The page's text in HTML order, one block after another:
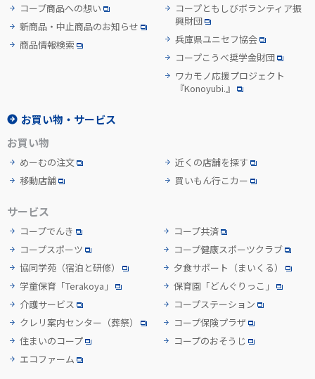
コープ商品への想い
新商品・中止商品のお知らせ
商品情報検索
コープともしびボランティア振
興財団
兵庫県ユニセフ協会
コープこうべ奨学金財団
ワカモノ応援プロジェクト
『Konoyubi.』
お買い物・サービス
お買い物
めーむの注文
移動店舗
近くの店舗を探す
買いもん行こカー
サービス
コープでんき
コープ共済
コープスポーツ
コープ健康スポーツクラブ
協同学苑 （宿泊と研修） 夕食サポート （まいくる）
学童保育「Terakoya」
保育園「どんぐりっこ」
介護サービス
コープステーション
クレリ案内センター （葬祭）
コープ保険プラザ
住まいのコープ
コープのおそうじ
エコファーム